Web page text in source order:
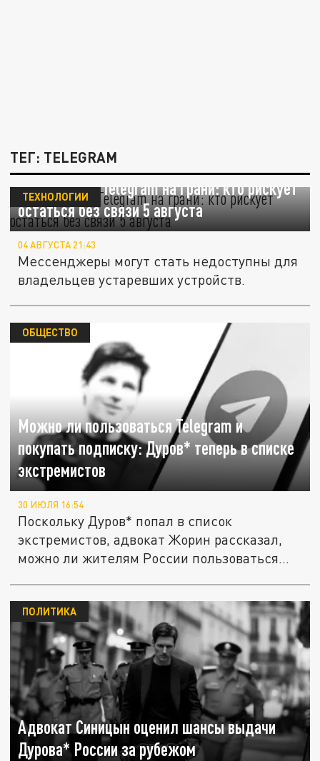
ТЕГ: TELEGRAM
WhatsApp* и Telegram на грани: кто рискует
остаться без связи 5 августа
ТЕХНОЛОГИИ
04 АВГУСТА 21:43
Мессенджеры могут стать недоступны для
владельцев устаревших устройств.
Можно ли пользоваться Telegram и
покупать подписку: Дуров* теперь в списке
экстремистов
ОБЩЕСТВО
30 ИЮЛЯ 16:54
Поскольку Дуров* попал в список
экстремистов, адвокат Жорин рассказал,
можно ли жителям России пользоваться...
Адвокат Синицын оценил шансы выдачи
Дурова* России за рубежом
ПОЛИТИКА